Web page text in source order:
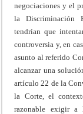
negociaciones y el
la Discriminación
tendrían que
controversia y, en
asunto al referido
alcanzar una
artículo 22 de la
la Corte, el
razonable exigir a